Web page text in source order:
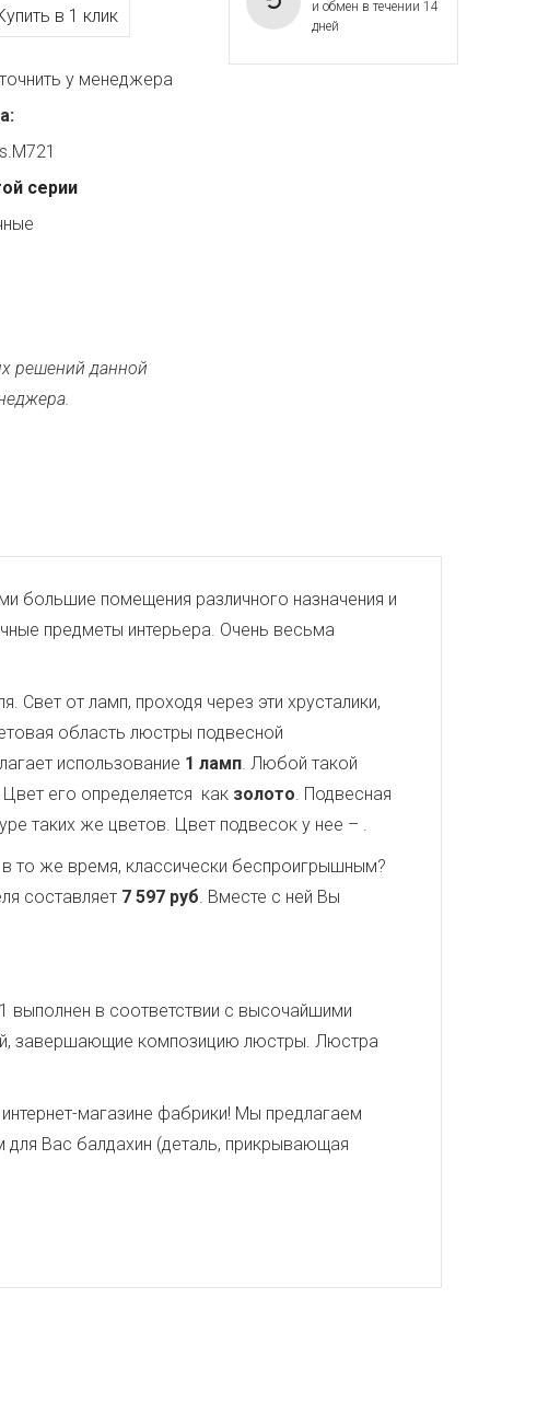
в 1 клик
у менеджера
серии
решений данной
и обмен в течении 14
дней
большие помещения различного назначения и
предметы интерьера. Очень весьма
Свет от ламп, проходя через эти хрусталики,
область люстры подвесной
использование 1 ламп. Любой такой
его определяется как золото. Подвесная
таких же цветов. Цвет подвесок у нее – .
то же время, классически беспроигрышным?
составляет 7 597 руб. Вместе с ней Вы
выполнен в соответствии с высочайшими
завершающие композицию люстры. Люстра
магазине фабрики! Мы предлагаем
Вас балдахин (деталь, прикрывающая